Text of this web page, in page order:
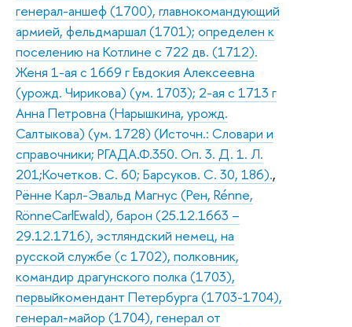
генерал-аншеф (1700), главнокомандующий
армией, фельдмаршал (1701); определен к
поселению на Котлине с 722 дв. (1712).
Женя 1-ая с 1669 г Евдокия Алексеевна
(урожд. Чирикова) (ум. 1703); 2-ая с 1713 г
Анна Петровна (Нарышкина, урожд.
Салтыкова) (ум. 1728) (Источн.: Словари и
справочники; РГАДА.Ф.350. Оп. 3. Д. 1. Л.
201;Кочетков. С. 60; Барсуков. С. 30, 186).,
Рённе Карл-Эвальд Магнус (Рен, Rénne,
RönneCarlEwald), барон (25.12.1663 –
29.12.1716), эстляндский немец, на
русской службе (с 1702), полковник,
командир драгунского полка (1703),
первыйкомендант Петербурга (1703-1704),
генерал-майор (1704), генерал от